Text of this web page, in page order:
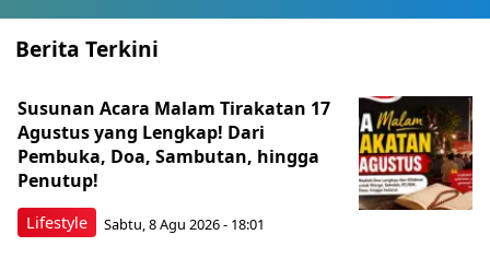
Berita Terkini
Lifestyle
Susunan Acara Malam Tirakatan 17
Agustus yang Lengkap! Dari
Pembuka, Doa, Sambutan, hingga
Penutup!
Sabtu, 8 Agu 2026 - 18:01